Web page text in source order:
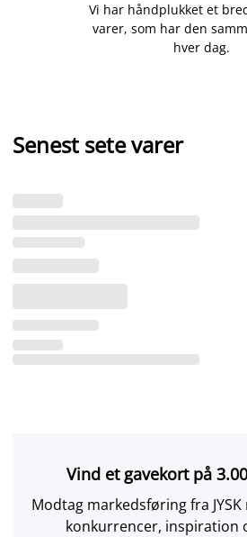
Vi har håndplukket et
varer, som har den
hver dag.
Senest sete varer
Vind et gavekort på
Modtag markedsføring fra
konkurrencer, inspiration